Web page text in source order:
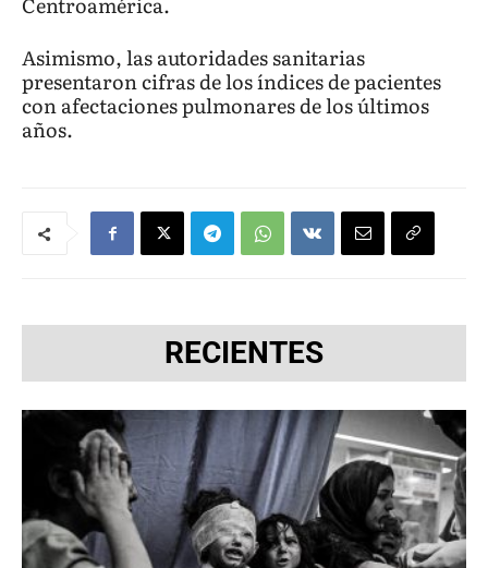
Asimismo, las autoridades sanitarias
presentaron cifras de los índices de pacientes
con afectaciones pulmonares de los últimos
años.
RECIENTES